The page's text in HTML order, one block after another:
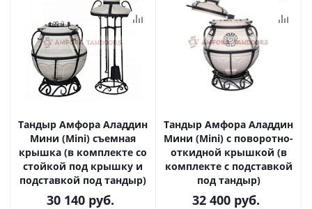
Тандыр Амфора Аладдин
Мини (Mini) съемная
крышка (в комплекте со
стойкой под крышку и
подставкой под тандыр)
30 140 руб.
Тандыр Амфора Аладдин
Мини (Mini) с поворотно-
откидной крышкой (в
комплекте с подставкой
под тандыр)
32 400 руб.